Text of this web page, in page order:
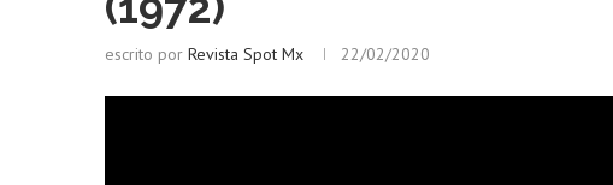
escrito por Revista Spot Mx 22/02/2020